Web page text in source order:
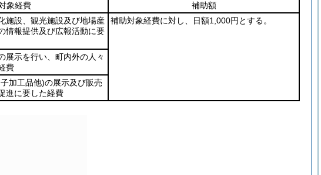
象経費
補助額
施設、観光施設及び地場産
情報提供及び広報活動に要
補助対象経費に対し、日額1,000円とする。
展示を行い、町内外の人々
費
加工品他)の展示及び販売
進に要した経費